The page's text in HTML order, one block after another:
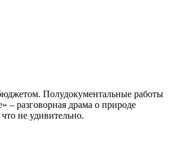
Полудокументальные работы
– разговорная драма о природе
не удивительно.